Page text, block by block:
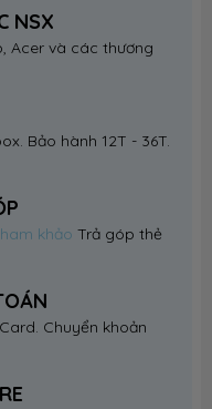
NSX
Acer và các thương
Bảo hành 12T - 36T.
khảoTrả góp thẻ
Chuyển khoản